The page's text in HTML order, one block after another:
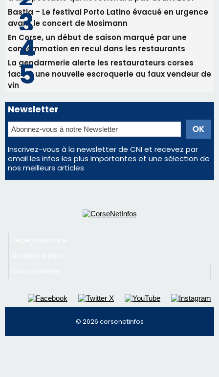
Newsletter
Inscrivez-vous à la newsletter de CNI et recevez par
email les infos les plus importantes et une sélection de
nos meilleurs articles
Régie publicitaire
Mentions légales
Nous contacter